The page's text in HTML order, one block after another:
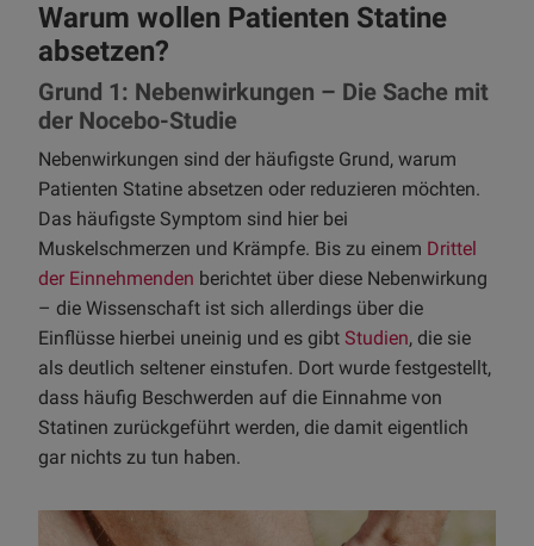
Warum wollen Patienten Statine
absetzen?
Grund 1: Nebenwirkungen – Die Sache mit
der Nocebo-Studie
Nebenwirkungen sind der häufigste Grund, warum
Patienten Statine absetzen oder reduzieren möchten.
Das häufigste Symptom sind hier bei
Muskelschmerzen und Krämpfe. Bis zu einem Drittel
der Einnehmenden berichtet über diese Nebenwirkung
– die Wissenschaft ist sich allerdings über die
Einflüsse hierbei uneinig und es gibt Studien, die sie
als deutlich seltener einstufen. Dort wurde festgestellt,
dass häufig Beschwerden auf die Einnahme von
Statinen zurückgeführt werden, die damit eigentlich
gar nichts zu tun haben.